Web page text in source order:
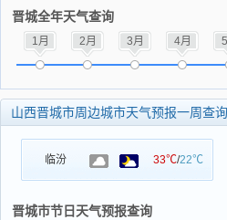
晋城全年天气查询
1月 2月 3月 4月
山西晋城市周边城市天气预报一周查询
临汾 33℃/22℃
晋城市节日天气预报查询